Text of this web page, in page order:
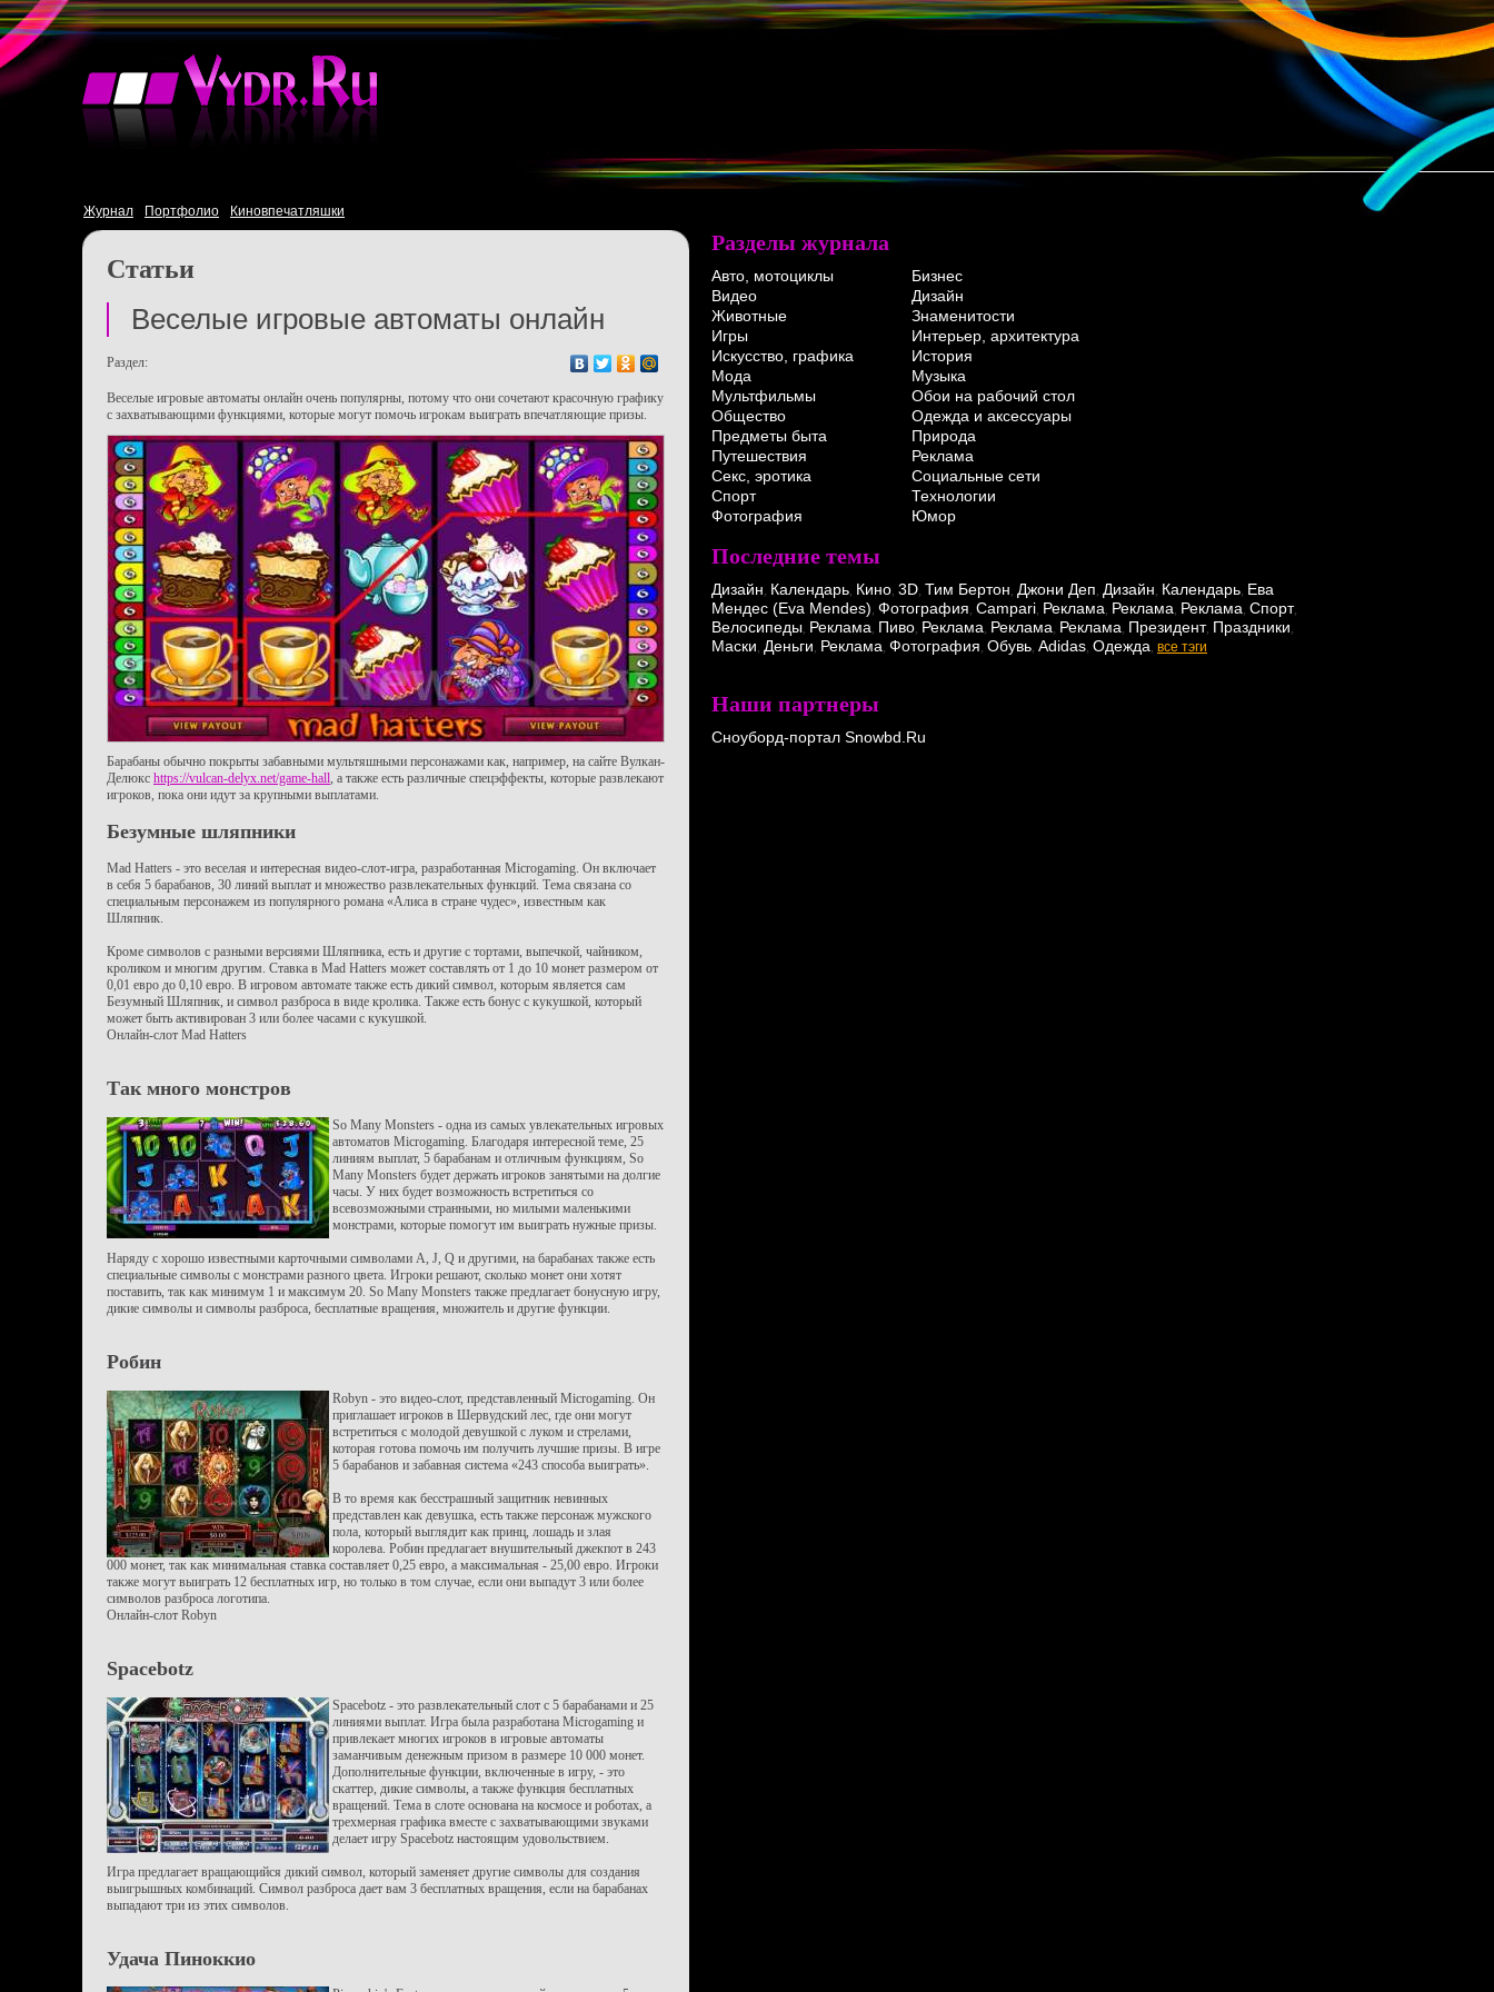
Журнал Портфолио Киновпечатляшки
Статьи
Веселые игровые автоматы онлайн
Раздел:
Веселые игровые автоматы онлайн очень популярны, потому что они сочетают красочную графику
с захватывающими функциями, которые могут помочь игрокам выиграть впечатляющие призы.
Барабаны обычно покрыты забавными мультяшными персонажами как, например, на сайте Вулкан-
Делюкс https://vulcan-delyx.net/game-hall, а также есть различные спецэффекты, которые развлекают
игроков, пока они идут за крупными выплатами.
Безумные шляпники
Mad Hatters - это веселая и интересная видео-слот-игра, разработанная Microgaming. Он включает
в себя 5 барабанов, 30 линий выплат и множество развлекательных функций. Тема связана со
специальным персонажем из популярного романа «Алиса в стране чудес», известным как
Шляпник.
Кроме символов с разными версиями Шляпника, есть и другие с тортами, выпечкой, чайником,
кроликом и многим другим. Ставка в Mad Hatters может составлять от 1 до 10 монет размером от
0,01 евро до 0,10 евро. В игровом автомате также есть дикий символ, которым является сам
Безумный Шляпник, и символ разброса в виде кролика. Также есть бонус с кукушкой, который
может быть активирован 3 или более часами с кукушкой.
Онлайн-слот Mad Hatters
Так много монстров
So Many Monsters - одна из самых увлекательных игровых
автоматов Microgaming. Благодаря интересной теме, 25
линиям выплат, 5 барабанам и отличным функциям, So
Many Monsters будет держать игроков занятыми на долгие
часы. У них будет возможность встретиться со
всевозможными странными, но милыми маленькими
монстрами, которые помогут им выиграть нужные призы.
Наряду с хорошо известными карточными символами A, J, Q и другими, на барабанах также есть
специальные символы с монстрами разного цвета. Игроки решают, сколько монет они хотят
поставить, так как минимум 1 и максимум 20. So Many Monsters также предлагает бонусную игру,
дикие символы и символы разброса, бесплатные вращения, множитель и другие функции.
Робин
Robyn - это видео-слот, представленный Microgaming. Он
приглашает игроков в Шервудский лес, где они могут
встретиться с молодой девушкой с луком и стрелами,
которая готова помочь им получить лучшие призы. В игре
5 барабанов и забавная система «243 способа выиграть».
В то время как бесстрашный защитник невинных
представлен как девушка, есть также персонаж мужского
пола, который выглядит как принц, лошадь и злая
королева. Робин предлагает внушительный джекпот в 243
000 монет, так как минимальная ставка составляет 0,25 евро, а максимальная - 25,00 евро. Игроки
также могут выиграть 12 бесплатных игр, но только в том случае, если они выпадут 3 или более
символов разброса логотипа.
Онлайн-слот Robyn
Spacebotz
Spacebotz - это развлекательный слот с 5 барабанами и 25
линиями выплат. Игра была разработана Microgaming и
привлекает многих игроков в игровые автоматы
заманчивым денежным призом в размере 10 000 монет.
Дополнительные функции, включенные в игру, - это
скаттер, дикие символы, а также функция бесплатных
вращений. Тема в слоте основана на космосе и роботах, а
трехмерная графика вместе с захватывающими звуками
делает игру Spacebotz настоящим удовольствием.
Игра предлагает вращающийся дикий символ, который заменяет другие символы для создания
выигрышных комбинаций. Символ разброса дает вам 3 бесплатных вращения, если на барабанах
выпадают три из этих символов.
Удача Пиноккио
Разделы журнала
Авто, мотоциклы
Бизнес
Видео
Дизайн
Животные
Знаменитости
Игры
Интерьер, архитектура
Искусство, графика
История
Мода
Музыка
Мультфильмы
Обои на рабочий стол
Общество
Одежда и аксессуары
Предметы быта
Природа
Путешествия
Реклама
Секс, эротика
Социальные сети
Спорт
Технологии
Фотография
Юмор
Последние темы
Дизайн, Календарь, Кино, 3D, Тим Бертон, Джони Деп, Дизайн, Календарь, Ева
Мендес (Eva Mendes), Фотография, Campari, Реклама, Реклама, Реклама, Спорт,
Велосипеды, Реклама, Пиво, Реклама, Реклама, Реклама, Президент, Праздники,
Маски, Деньги, Реклама, Фотография, Обувь, Adidas, Одежда, все тэги
Наши партнеры
Сноуборд-портал Snowbd.Ru